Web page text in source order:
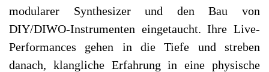
modularer Synthesizer und den Bau von
DIY/DIWO-Instrumenten eingetaucht. Ihre Live-
Performances gehen in die Tiefe und streben
danach, klangliche Erfahrung in eine physische